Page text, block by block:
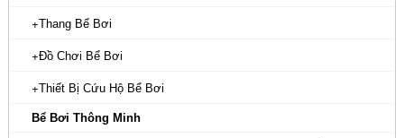
Bộ phận lọc:
Động cơ:Là bộ phận tạo ra năng lượng để máy bơm
hoạt động. Thường là động cơ điện.
Thang Bể Bơi
Đồ Chơi Bể Bơi
Thiết Bị Cứu Hộ Bể Bơi
Bể Bơi Thông Minh